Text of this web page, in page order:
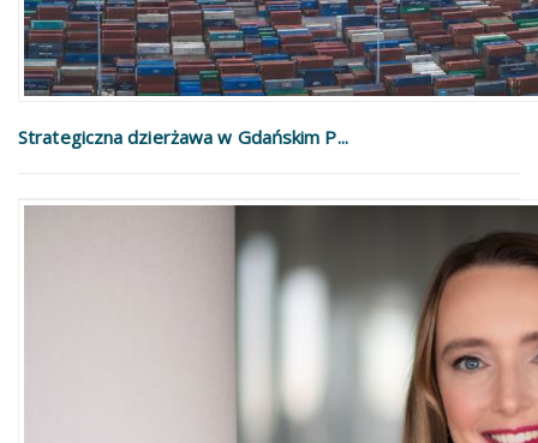
Strategiczna dzierżawa w Gdańskim P...